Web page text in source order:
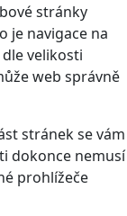
stránky
je navigace na
velikosti
web správně
stránek se vám
dokonce nemusí
prohlížeče